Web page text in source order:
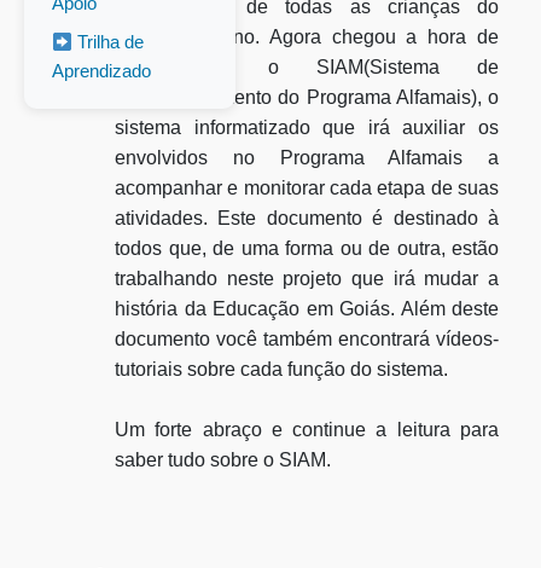
alfabetização de todas as crianças do
território goiano. Agora chegou a hora de
conhecermos o SIAM(Sistema de
Acompanhamento do Programa Alfamais), o
sistema informatizado que irá auxiliar os
envolvidos no Programa Alfamais a
acompanhar e monitorar cada etapa de suas
atividades. Este documento é destinado à
todos que, de uma forma ou de outra, estão
trabalhando neste projeto que irá mudar a
história da Educação em Goiás. Além deste
documento você também encontrará vídeos-
tutoriais sobre cada função do sistema.
Um forte abraço e continue a leitura para
saber tudo sobre o SIAM.
Trilha de
Aprendizado